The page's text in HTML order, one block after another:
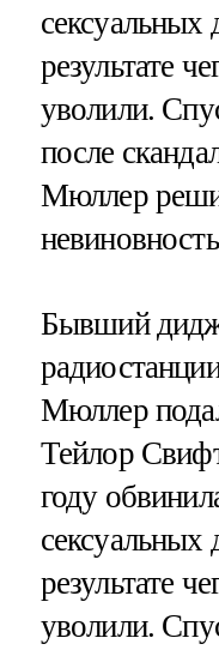
сексуальных
результате
уволили.
после
Мюллер
Бывший
Мюллер
Тейлор
году
сексуальных
результате
уволили.